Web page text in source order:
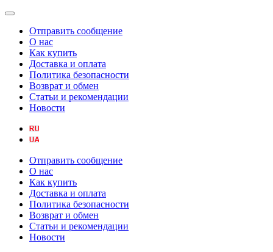
Отправить сообщение
О нас
Как купить
Доставка и оплата
Политика безопасности
Возврат и обмен
Статьи и рекомендации
Новости
Отправить сообщение
О нас
Как купить
Доставка и оплата
Политика безопасности
Возврат и обмен
Статьи и рекомендации
Новости